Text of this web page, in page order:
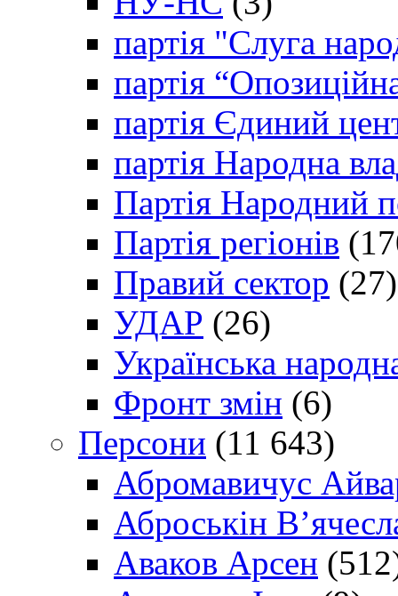
партія "Слуга
партія
партія Єдиний
партія Народна
Партія Народний
Партія регіонів
Правий сектор (27)
УДАР (26)
Українська
Фронт змін (6)
Персони (11 643)
Абромавичус
Аброськін
Аваков Арсен